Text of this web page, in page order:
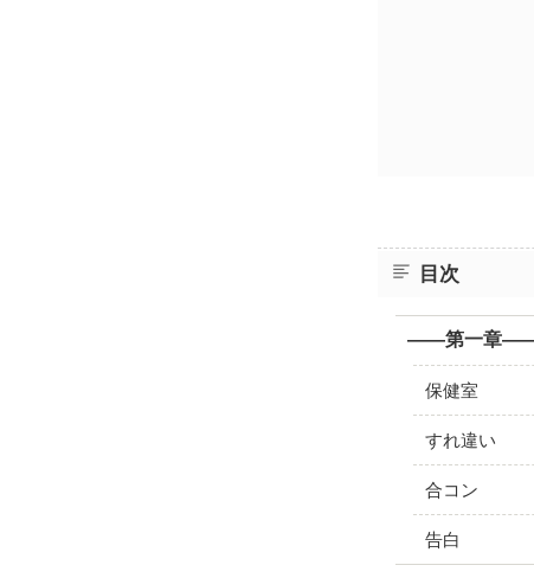
目次
――第一章――
保健室
すれ違い
合コン
告白